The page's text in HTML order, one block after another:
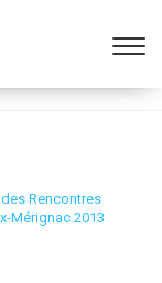
Rencontres
Mérignac 2013